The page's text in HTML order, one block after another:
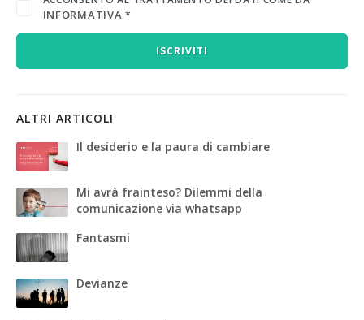
INFORMATIVA *
ISCRIVITI
ALTRI ARTICOLI
Il desiderio e la paura di cambiare
Mi avrà frainteso? Dilemmi della
comunicazione via whatsapp
Fantasmi
Devianze